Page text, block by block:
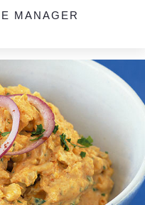
MANAGER